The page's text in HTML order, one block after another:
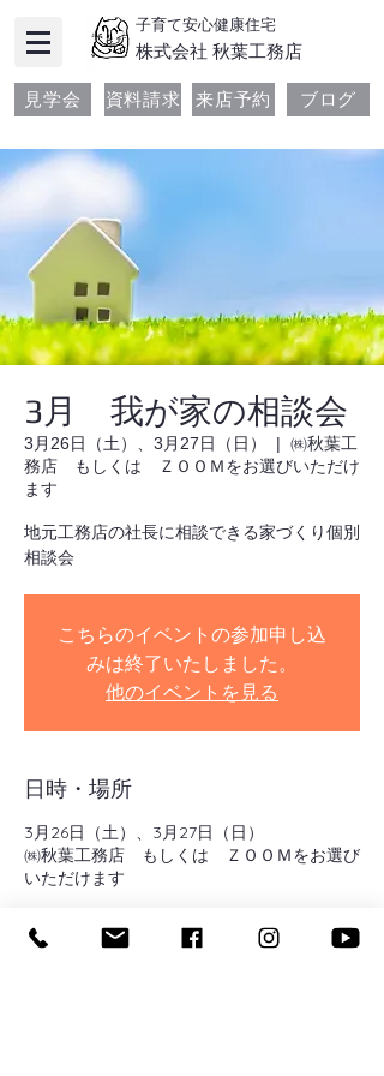
子育て安心健康住宅
​株式会社 秋葉工務店
見学会 資料請求 来店予約 ブログ
3月 我が家の相談会
3月26日（土）、3月27日（日）
  |
㈱秋葉工
務店 もしくは ＺＯＯＭをお選びいただけ
ます
地元工務店の社長に相談できる家づくり個別
相談会
こちらのイベントの参加申し込
みは終了いたしました。
他のイベントを見る
日時・場所
3月26日（土）、3月27日（日）
㈱秋葉工務店 もしくは ＺＯＯＭをお選び
いただけます
イベントについて